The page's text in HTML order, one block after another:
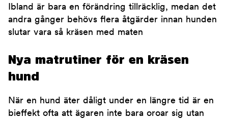
Ibland är bara en förändring tillräcklig, medan det
andra gånger behövs flera åtgärder innan hunden
slutar vara så kräsen med maten
Nya matrutiner för en kräsen
hund
När en hund äter dåligt under en längre tid är en
bieffekt ofta att ägaren inte bara oroar sig utan